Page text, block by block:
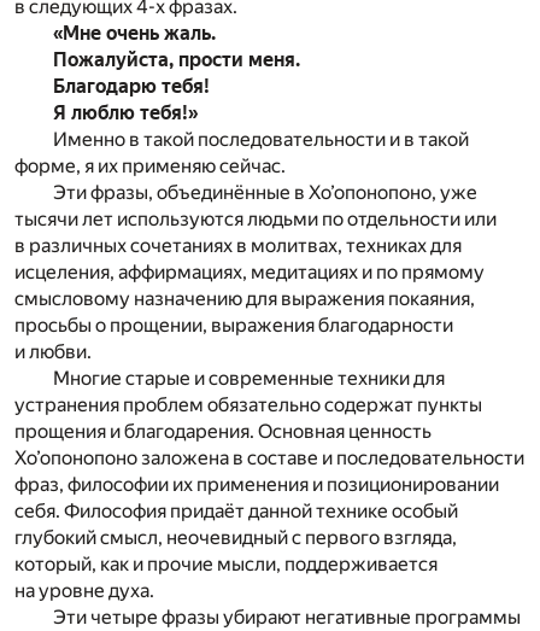
в следующих 4-х фразах.
«Мне очень жаль.
Пожалуйста, прости меня.
Благодарю тебя!
Я люблю тебя!»
Именно в такой последовательности и в такой
форме, я их применяю сейчас.
Эти фразы, объединённые в Хо’опонопоно, уже
тысячи лет используются людьми по отдельности или
в различных сочетаниях в молитвах, техниках для
исцеления, аффирмациях, медитациях и по прямому
смысловому назначению для выражения покаяния,
просьбы о прощении, выражения благодарности
и любви.
Многие старые и современные техники для
устранения проблем обязательно содержат пункты
прощения и благодарения. Основная ценность
Хо’опонопоно заложена в составе и последовательности
фраз, философии их применения и позиционировании
себя. Философия придаёт данной технике особый
глубокий смысл, неочевидный с первого взгляда,
который, как и прочие мысли, поддерживается
на уровне духа.
Эти четыре фразы убирают негативные программы